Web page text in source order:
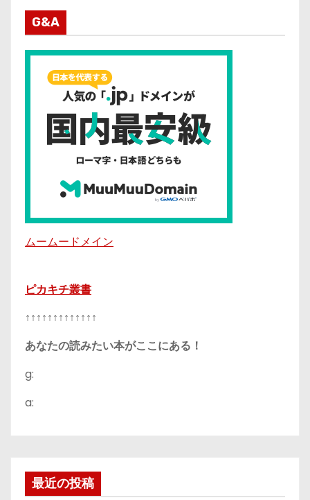
G&A
ムームードメイン
ピカキチ叢書
↑↑↑↑↑↑↑↑↑↑↑↑↑
あなたの読みたい本がここにある！
g:
a:
最近の投稿